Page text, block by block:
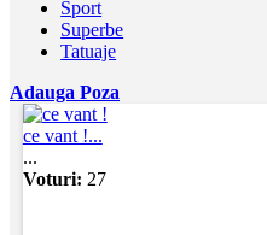
Sport
Superbe
Tatuaje
Adauga Poza
ce vant !...
...
Voturi: 27